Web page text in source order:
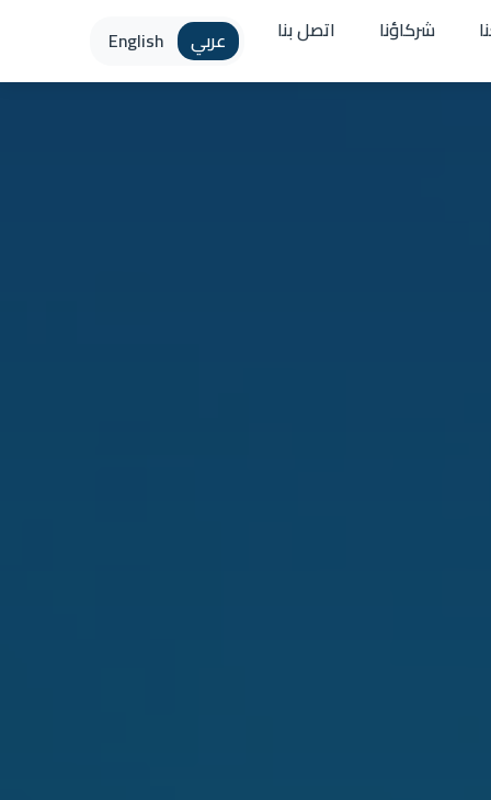
شركاؤنا اتصل بنا عربي English